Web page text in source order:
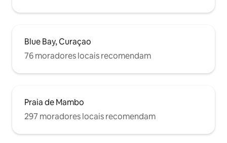
Blue Bay, Curaçao
76 moradores locais recomendam
Praia de Mambo
297 moradores locais recomendam